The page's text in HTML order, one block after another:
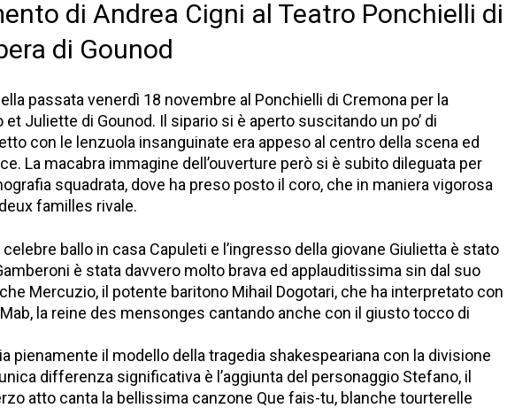
di Andrea Cigni al Teatro Ponchielli di
di Gounod
passata venerdì 18 novembre al Ponchielli di Cremona per la
Juliette di Gounod. Il sipario si è aperto suscitando un po’ di
con le lenzuola insanguinate era appeso al centro della scena ed
La macabra immagine dell’ouverture però si è subito dileguata per
squadrata, dove ha preso posto il coro, che in maniera vigorosa
familles rivale.
ballo in casa Capuleti e l’ingresso della giovane Giulietta è stato
è stata davvero molto brava ed applauditissima sin dal suo
Mercuzio, il potente baritono Mihail Dogotari, che ha interpretato con
la reine des mensonges cantando anche con il giusto tocco di
pienamente il modello della tragedia shakespeariana con la divisione
differenza significativa è l’aggiunta del personaggio Stefano, il
atto canta la bellissima canzone Que fais-tu, blanche tourterelle